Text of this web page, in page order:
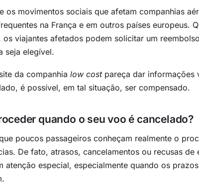
os movimentos sociais que afetam companhias
na França e em outros países europeus.
os viajantes afetados podem solicitar um
seja elegível.
da companhia low costpareça dar informações
é possível, em tal situação, ser compensado.
quando o seu voo é cancelado?
poucos passageiros conheçam realmente o
De fato, atrasos, cancelamentos ou recusas
atenção especial, especialmente quando os